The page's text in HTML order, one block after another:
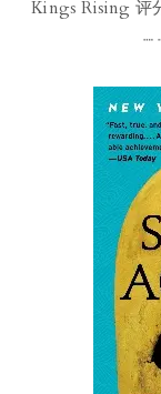
Kings Rising 评
┈